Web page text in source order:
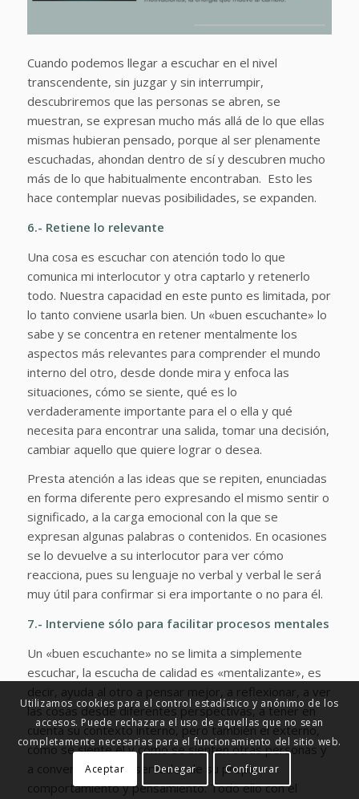
Cuando podemos llegar a escuchar en el nivel
transcendente, sin juzgar y sin interrumpir,
descubriremos que las personas se abren, se
muestran, se expresan mucho más allá de lo que ellas
mismas hubieran pensado, porque al ser plenamente
escuchadas, ahondan dentro de sí y descubren mucho
más de lo que habitualmente encontraban. Esto les
hace contemplar nuevas posibilidades, se expanden.
6.- Retiene lo relevante
Una cosa es escuchar con atención todo lo que
comunica mi interlocutor y otra captarlo y retenerlo
todo. Nuestra capacidad en este punto es limitada, por
lo tanto conviene usarla bien. Un «buen escuchante» lo
sabe y se concentra en retener mentalmente los
aspectos más relevantes para comprender el mundo
interno del otro, desde donde mira y enfoca las
situaciones, cómo se siente, qué es lo
verdaderamente importante para el o ella y qué
necesita para encontrar una salida, tomar una decisión,
cambiar aquello que quiere lograr o desea.
Presta atención a las ideas que se repiten, enunciadas
en forma diferente pero expresando el mismo sentir o
significado, a la carga emocional con la que se
expresan algunas palabras o contenidos. En ocasiones
se lo devuelve a su interlocutor para ver cómo
reacciona, pues su lenguaje no verbal y verbal le será
muy útil para confirmar si era importante o no para él.
7.- Interviene sólo para facilitar procesos mentales
Un «buen escuchante» no se limita a simplemente
escuchar, la escucha de calidad es «mentalizante», es
decir, ayuda al otro a pensar mejor, a reflexionar, a ver
las cosas desde diferentes perspectivas, a tener en
cuenta su contexto interno, pero también el externo,
cómo se siente él y cómo se sienten otras personas y
a convertirse en observador de su propio
comportamiento y pensamiento. Todo ello con el
Utilizamos cookies para el control estadístico y anónimo de los
accesos. Puede rechazara el uso de aquellas que no sean
completamente necesarias para el funcionamiento del sitio web.
Aceptar
Denegar Configurar